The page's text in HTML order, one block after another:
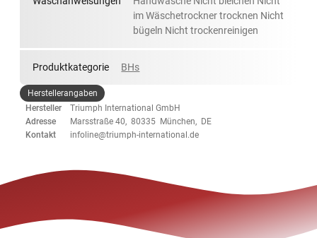
im Wäschetrockner trocknen Nicht
bügeln Nicht trockenreinigen
Produktkategorie BHs
Herstellerangaben
Hersteller
Triumph International GmbH
Adresse
Marsstraße 40, 80335 München, DE
Kontakt
infoline@triumph-international.de